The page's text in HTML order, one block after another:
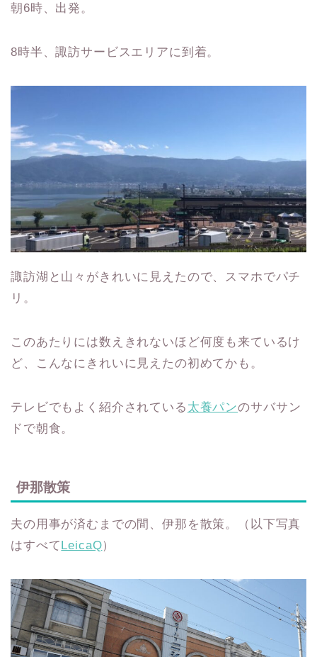
朝6時、出発。
8時半、諏訪サービスエリアに到着。
諏訪湖と山々がきれいに見えたので、スマホでパチ
リ。
このあたりには数えきれないほど何度も来ているけ
ど、こんなにきれいに見えたの初めてかも。
テレビでもよく紹介されている 太養パンのサバサン
ドで朝食。
伊那散策
夫の用事が済むまでの間、伊那を散策。（以下写真
はすべてLeicaQ）